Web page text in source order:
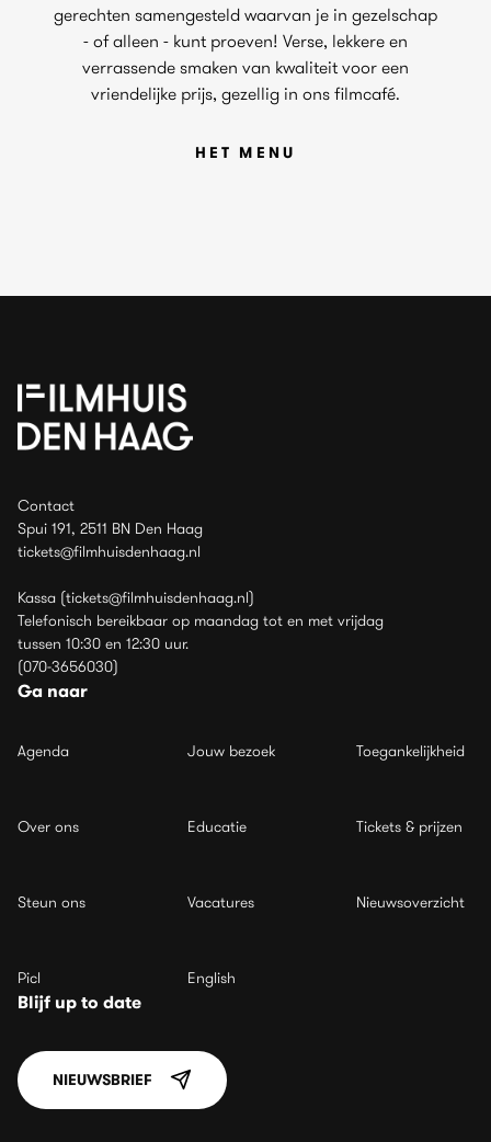
gerechten samengesteld waarvan je in gezelschap
- of alleen - kunt proeven! Verse, lekkere en
verrassende smaken van kwaliteit voor een
vriendelijke prijs, gezellig in ons filmcafé.
HET MENU
Contact
Spui 191, 2511 BN Den Haag
tickets@filmhuisdenhaag.nl
Kassa (tickets@filmhuisdenhaag.nl)
Telefonisch bereikbaar op maandag tot en met vrijdag
tussen 10:30 en 12:30 uur.
(070-3656030)
Ga naar
Agenda Jouw bezoek Toegankelijkheid
Over ons Educatie Tickets & prijzen
Steun ons Vacatures Nieuwsoverzicht
Picl English
Blijf up to date
NIEUWSBRIEF